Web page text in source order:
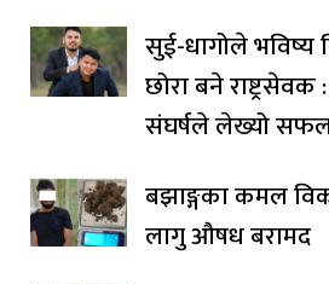
सुई-धागोले भविष्य
छोरा बने
संघर्षले लेख्यो
बझाङ्गका कमल
लागु औषध बरामद